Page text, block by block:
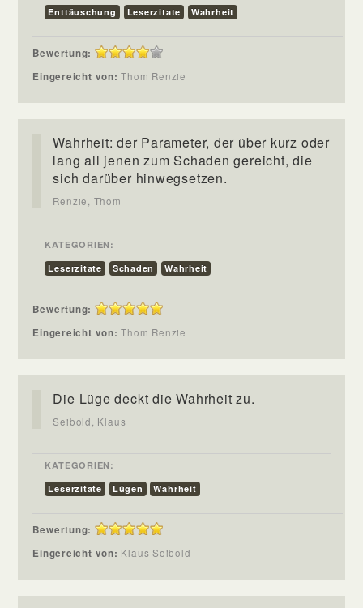
Enttäuschung
Leserzitate Wahrheit
Bewertung:
Eingereicht von:Thom Renzie
Wahrheit: der Parameter, der über kurz oder
lang all jenen zum Schaden gereicht, die
sich darüber hinwegsetzen.
Renzie, Thom
KATEGORIEN:
Leserzitate
Schaden Wahrheit
Bewertung:
Eingereicht von:Thom Renzie
Die Lüge deckt die Wahrheit zu.
Seibold, Klaus
KATEGORIEN:
Leserzitate
Lügen Wahrheit
Bewertung:
Eingereicht von: Klaus Seibold